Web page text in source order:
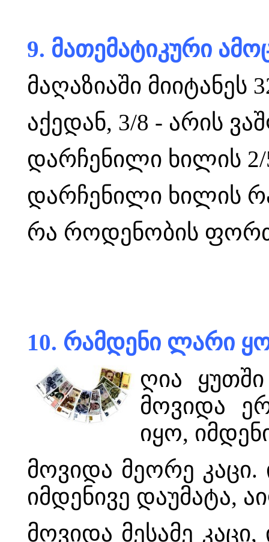
9. მათემატიკური
მაღაზიაში მიიტანეს
აქედან, 3/8 - არის
დარჩენილი ხილის 2/
დარჩენილი ხილის
რა როდენობის
10. რამდენი ლარი
ღია
მოვიდა
იყო,
მოვიდა მეორე
იმდენივე დაუმატა,
მოვიდა მესამე